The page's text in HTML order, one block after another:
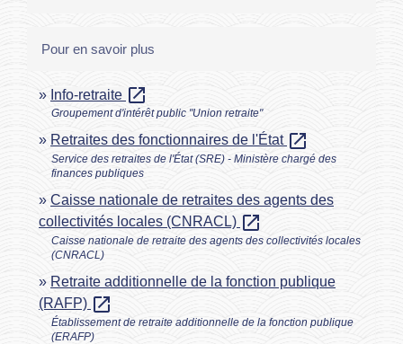
Pour en savoir plus
Info-retraite open_in_new
Groupement d'intérêt public "Union retraite"
Retraites des fonctionnaires de l'État open_in_new
Service des retraites de l'État (SRE) - Ministère chargé des
finances publiques
Caisse nationale de retraites des agents des
collectivités locales (CNRACL) open_in_new
Caisse nationale de retraite des agents des collectivités locales
(CNRACL)
Retraite additionnelle de la fonction publique
(RAFP) open_in_new
Établissement de retraite additionnelle de la fonction publique
(ERAFP)